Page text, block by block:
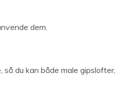
dem.
du kan både male gipslofter,